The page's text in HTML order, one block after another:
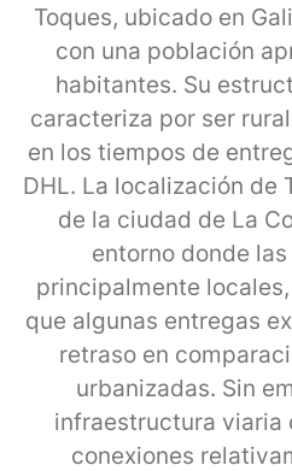
Toques, ubicado en
con una población
habitantes. Su
caracteriza por ser
en los tiempos de
DHL. La localización de
de la ciudad de La
entorno donde
principalmente
que algunas entregas
retraso en
urbanizadas. Sin
infraestructura viaria
conexiones